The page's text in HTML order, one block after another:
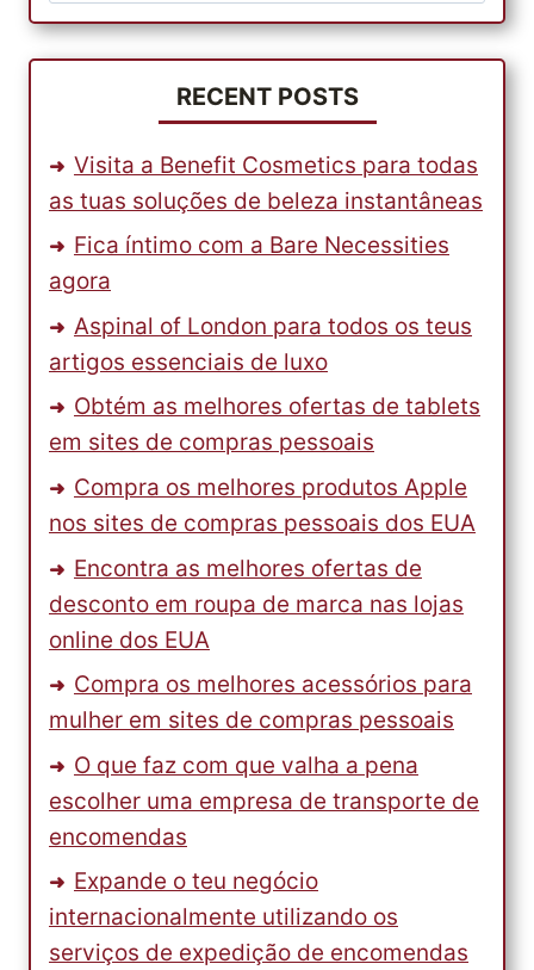
BABIESRUS
RECENT POSTS
Visita a Benefit Cosmetics para todas
as tuas soluções de beleza instantâneas
Fica íntimo com a Bare Necessities
agora
Aspinal of London para todos os teus
artigos essenciais de luxo
Obtém as melhores ofertas de tablets
em sites de compras pessoais
Compra os melhores produtos Apple
nos sites de compras pessoais dos EUA
Encontra as melhores ofertas de
desconto em roupa de marca nas lojas
online dos EUA
Compra os melhores acessórios para
mulher em sites de compras pessoais
O que faz com que valha a pena
escolher uma empresa de transporte de
encomendas
Expande o teu negócio
internacionalmente utilizando os
serviços de expedição de encomendas